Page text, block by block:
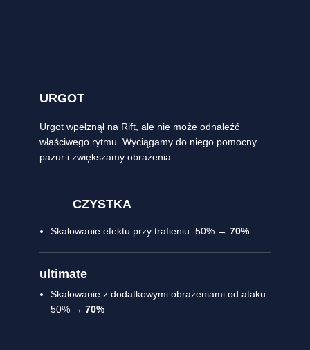
URGOT
Urgot wpełznął na Rift, ale nie może odnaleźć
właściwego rytmu. Wyciągamy do niego pomocny
pazur i zwiększamy obrażenia.
CZYSTKA
Skalowanie efektu przy trafieniu: 50% → 70%
ultimate
Skalowanie z dodatkowymi obrażeniami od ataku:
50% → 70%